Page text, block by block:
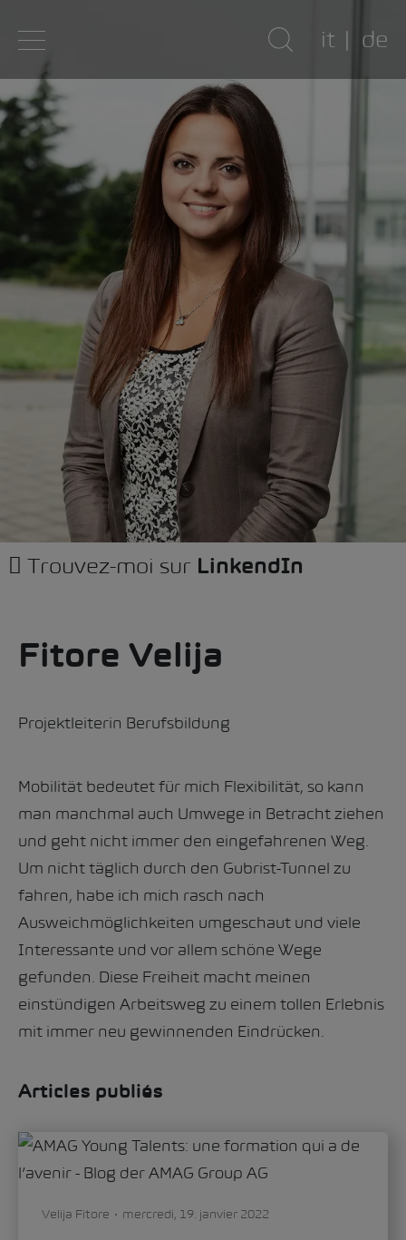
it de
Trouvez-moi sur LinkendIn
Fitore Velija
Projektleiterin Berufsbildung
Mobilität bedeutet für mich Flexibilität, so kann
man manchmal auch Umwege in Betracht ziehen
und geht nicht immer den eingefahrenen Weg.
Um nicht täglich durch den Gubrist-Tunnel zu
fahren, habe ich mich rasch nach
Ausweichmöglichkeiten umgeschaut und viele
Interessante und vor allem schöne Wege
gefunden. Diese Freiheit macht meinen
einstündigen Arbeitsweg zu einem tollen Erlebnis
mit immer neu gewinnenden Eindrücken.
Articles publiés
Velija Fitore mercredi, 19. janvier 2022